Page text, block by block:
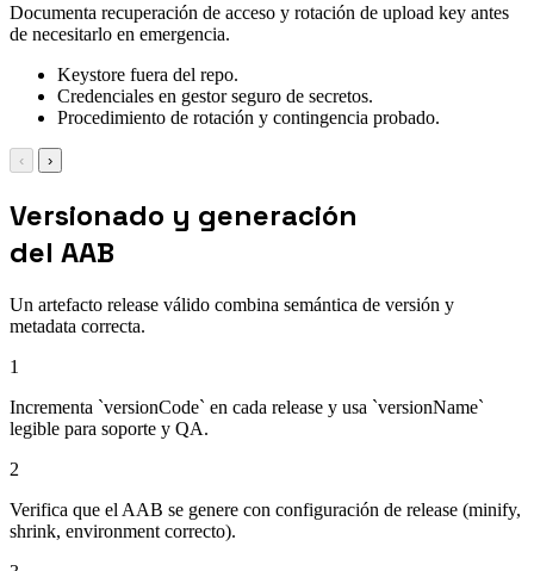
Documenta recuperación de acceso y rotación de upload key antes
de necesitarlo en emergencia.
Keystore fuera del repo.
Credenciales en gestor seguro de secretos.
Procedimiento de rotación y contingencia probado.
‹ ›
Versionado y generación
del AAB
Un artefacto release válido combina semántica de versión y
metadata correcta.
1
Incrementa `versionCode` en cada release y usa `versionName`
legible para soporte y QA.
2
Verifica que el AAB se genere con configuración de release (minify,
shrink, environment correcto).